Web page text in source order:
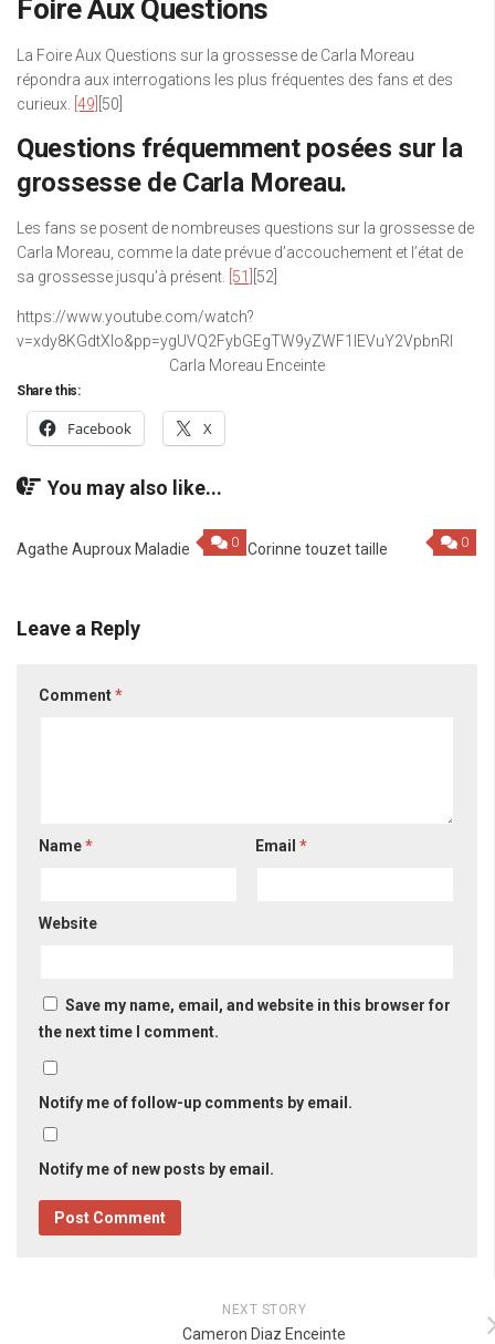
Foire Aux Questions
La Foire Aux Questions sur la grossesse de Carla Moreau
répondra aux interrogations les plus fréquentes des fans et des
curieux.
[49] [50]
Questions fréquemment posées sur la
grossesse de Carla Moreau.
Les fans se posent de nombreuses questions sur la grossesse de
Carla Moreau, comme la date prévue d’accouchement et l’état de
sa grossesse jusqu’à présent.
[51] [52]
https://www.youtube.com/watch?
v=xdy8KGdtXIo&pp=ygUVQ2FybGEgTW9yZWF1IEVuY2VpbnRl
Carla Moreau Enceinte
Share this:
Facebook X
You may also like...
0
Agathe Auproux Maladie 0
Corinne touzet taille
Leave a Reply
Comment*
Name* Email*
Website
Save my name, email, and website in this browser for
the next time I comment.
Notify me of follow-up comments by email.
Notify me of new posts by email.
NEXT STORY
Cameron Diaz Enceinte